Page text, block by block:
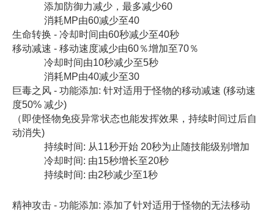
添加防御力减少，最多减少60
消耗MP由60减少至40
生命转换 - 冷却时间由60秒减少至40秒
移动减速 - 移动速度减少由60％增加至70％
冷却时间由10秒减少至5秒
消耗MP由40减少至30
巨毒之风 - 功能添加: 针对适用于怪物的移动减速 (移动速
度50% 减少)
（即使怪物免疫异常状态也能发挥效果，持续时间过后自
动消失)
持续时间: 从11秒开始 20秒为止随技能级别增加
冷却时间: 由15秒增长至20秒
持续时间: 由2秒减少至1秒
精神攻击 - 功能添加: 添加了针对适用于怪物的无法移动